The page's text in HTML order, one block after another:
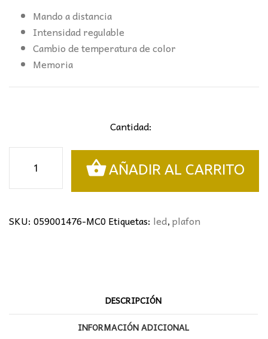
Mando a distancia
Intensidad regulable
Cambio de temperatura de color
Memoria
Cantidad:
Ø35CM
cantidad
AÑADIR AL CARRITO
SKU: 059001476-MC0Etiquetas: led,plafon
DESCRIPCIÓN
INFORMACIÓN ADICIONAL